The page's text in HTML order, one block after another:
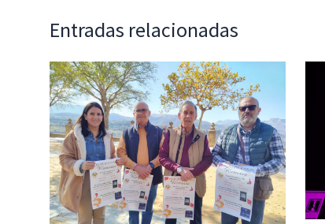
Entradas relacionadas